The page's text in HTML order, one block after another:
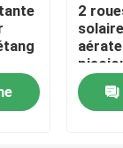
de
de flottement
2